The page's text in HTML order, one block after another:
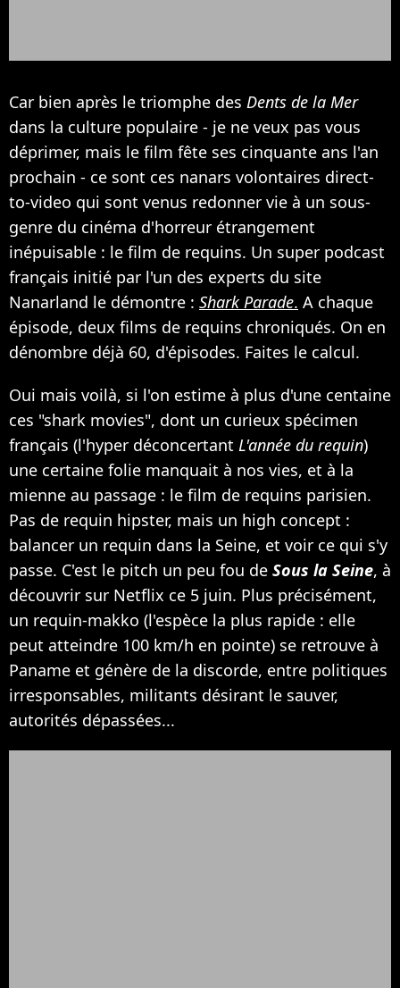
Car bien après le triomphe des Dents de la Mer
dans la culture populaire - je ne veux pas vous
déprimer, mais le film fête ses cinquante ans l'an
prochain - ce sont ces nanars volontaires direct-
to-video qui sont venus redonner vie à un sous-
genre du cinéma d'horreur étrangement
inépuisable : le film de requins. Un super podcast
français initié par l'un des experts du site
Nanarland le démontre : Shark Parade. A chaque
épisode, deux films de requins chroniqués. On en
dénombre déjà 60, d'épisodes. Faites le calcul.
Oui mais voilà, si l'on estime à plus d'une centaine
ces "shark movies", dont un curieux spécimen
français (l'hyper déconcertant L'année du requin)
une certaine folie manquait à nos vies, et à la
mienne au passage : le film de requins parisien.
Pas de requin hipster, mais un high concept :
balancer un requin dans la Seine, et voir ce qui s'y
passe. C'est le pitch un peu fou de Sous la Seine, à
découvrir sur Netflix ce 5 juin. Plus précisément,
un requin-makko (l'espèce la plus rapide : elle
peut atteindre 100 km/h en pointe) se retrouve à
Paname et génère de la discorde, entre politiques
irresponsables, militants désirant le sauver,
autorités dépassées...